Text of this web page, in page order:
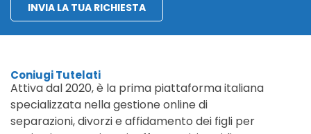
INVIA LA TUA RICHIESTA
Coniugi Tutelati
Attiva dal 2020, è la prima piattaforma italiana
specializzata nella gestione online di
separazioni, divorzi e affidamento dei figli per